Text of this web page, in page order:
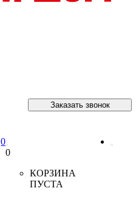
Заказать звонок
0
0
КОРЗИНА
ПУСТА